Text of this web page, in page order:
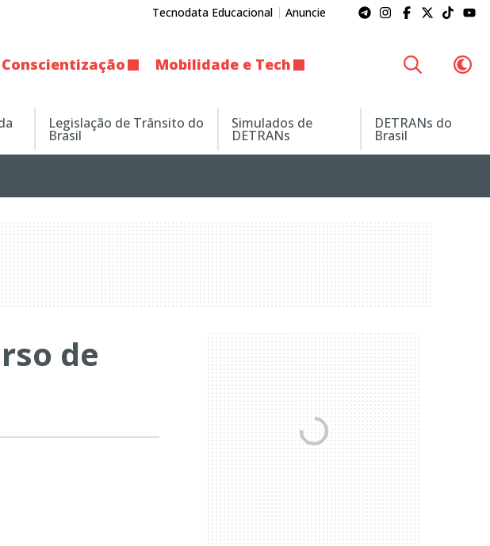
Tecnodata Educacional Anuncie
Conscientização Mobilidade e Tech
Legislação de Trânsito do
Brasil
Simulados de
DETRANs
DETRANs do
Brasil
de